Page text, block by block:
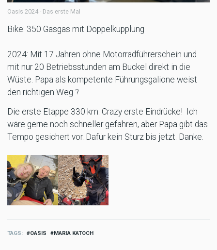
Oasis 2024 - Das erste Mal
Bike: 350 Gasgas mit Doppelkupplung
2024: Mit 17 Jahren ohne Motorradführerschein und
mit nur 20 Betriebsstunden am Buckel direkt in die
Wüste. Papa als kompetente Führungsgalione weist
den richtigen Weg ?
Die erste Etappe 330 km. Crazy erste Eindrücke! Ich
wäre gerne noch schneller gefahren, aber Papa gibt das
Tempo gesichert vor. Dafür kein Sturz bis jetzt. Danke.
TAGS OASIS MARIA KATOCH